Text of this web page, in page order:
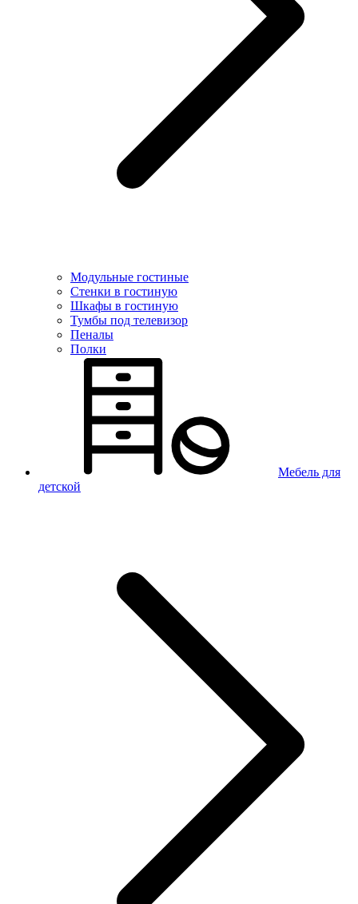
Модульные гостиные
Стенки в гостиную
Шкафы в гостиную
Тумбы под телевизор
Пеналы
Полки
Мебель для
детской